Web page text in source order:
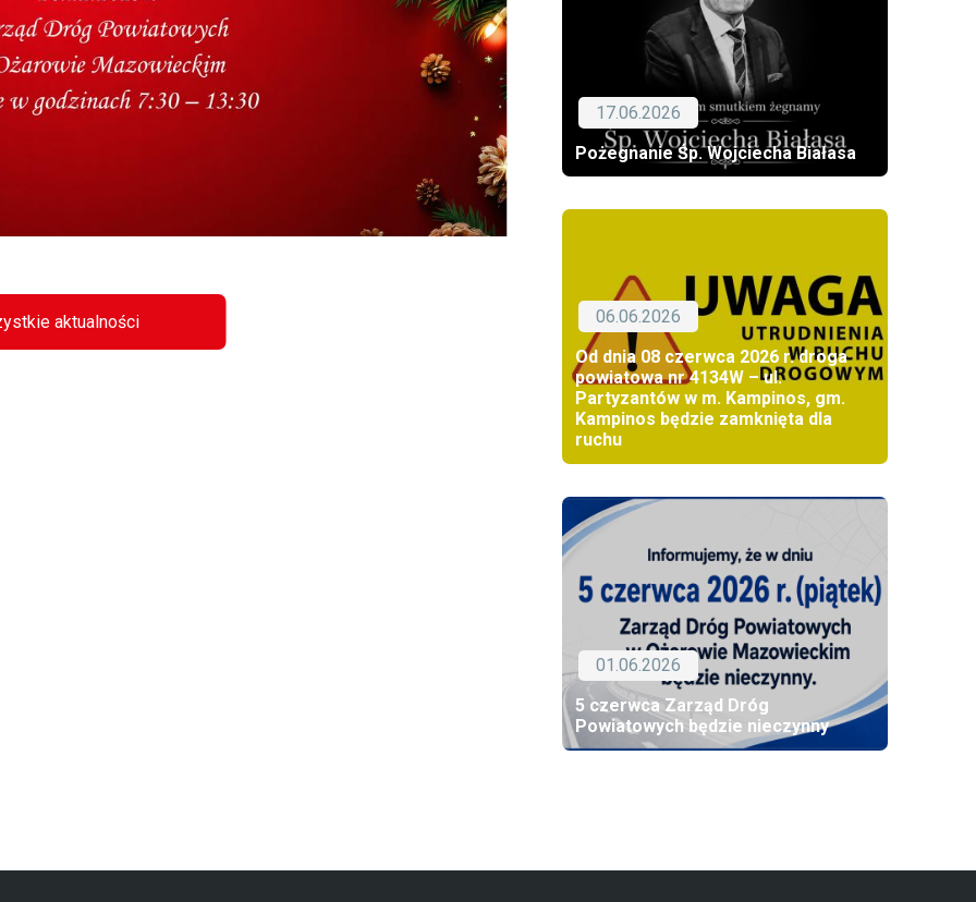
aktualności
17.06.2026
Pożegnanie Śp. Wojciecha Białasa
06.06.2026
Od dnia 08 czerwca 2026 r. droga
powiatowa nr 4134W – ul.
Partyzantów w m. Kampinos, gm.
Kampinos będzie zamknięta dla
ruchu
01.06.2026
5 czerwca Zarząd Dróg
Powiatowych będzie nieczynny